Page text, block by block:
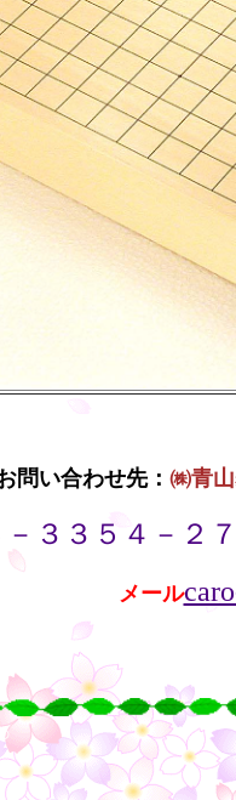
問い合わせ先： ㈱青
－３３５４－２
メール
○